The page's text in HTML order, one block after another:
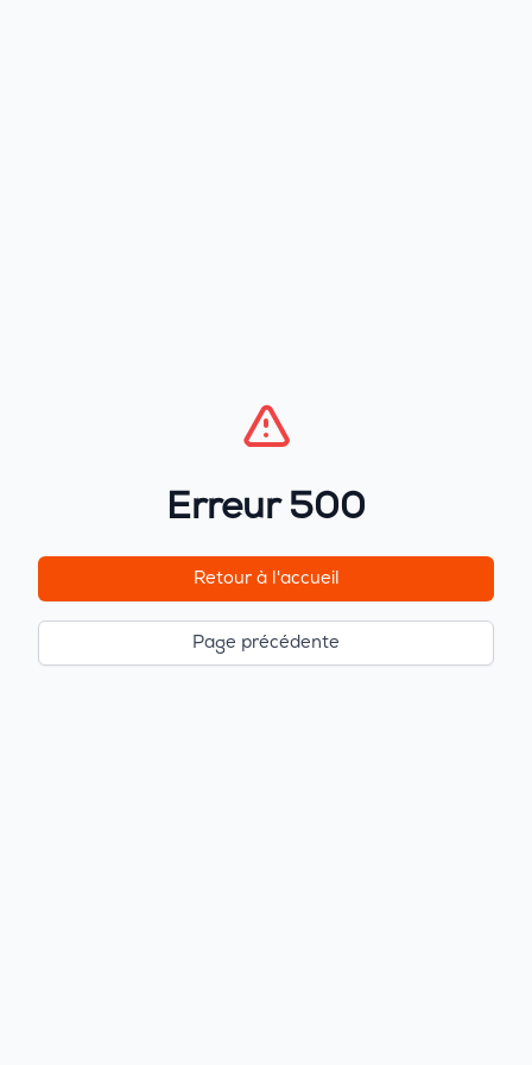
Erreur 500
Retour à l'accueil
Page précédente